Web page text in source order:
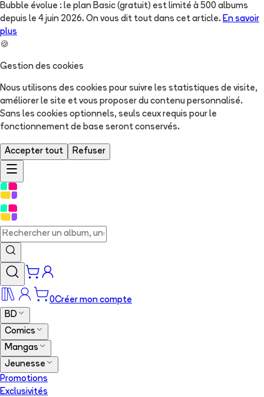
Bubble évolue : le plan Basic (gratuit) est limité à 500 albums
depuis le 4 juin 2026. On vous dit tout dans cet article. En savoir
plus
🍪
Gestion des cookies
Nous utilisons des cookies pour suivre les statistiques de visite,
améliorer le site et vous proposer du contenu personnalisé.
Sans les cookies optionnels, seuls ceux requis pour le
fonctionnement de base seront conservés.
Accepter tout Refuser
0Créer mon compte
BD
Comics
Mangas
Jeunesse
Promotions
Exclusivités